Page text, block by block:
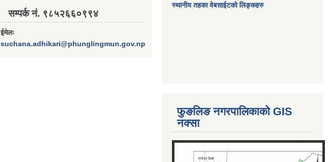
सम्पर्क नं. ९८५२६६०९९४
ईमेलः
suchana.adhikari@phunglingmun.gov.np
स्थानीय तहका वेबसाईटको लिङ्कहरु
फुङलिङ नगरपालिकाको GIS
नक्सा